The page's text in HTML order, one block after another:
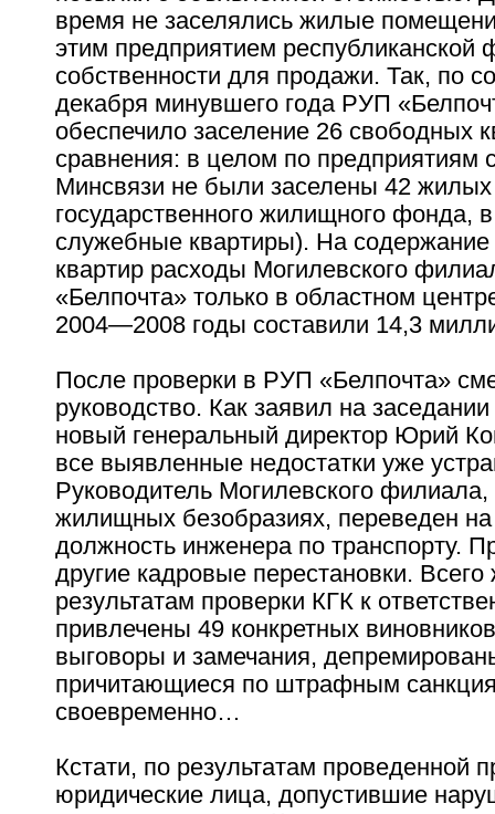
время не заселялись жилые
этим предприятием республиканской
собственности для продажи. Так, по
декабря минувшего года РУП
обеспечило заселение 26 свободных
сравнения: в целом по предприятиям
Минсвязи не были заселены 42
государственного жилищного фонда,
служебные квартиры). На содержание
квартир расходы Могилевского
«Белпочта» только в областном
2004—2008 годы составили 14,3
После проверки в РУП «Белпочта»
руководство. Как заявил на заседании
новый генеральный директор Юрий
все выявленные недостатки уже
Руководитель Могилевского
жилищных безобразиях, переведен
должность инженера по транспорту.
другие кадровые перестановки. Всего
результатам проверки КГК к
привлечены 49 конкретных
выговоры и замечания,
причитающиеся по штрафным
своевременно…
Кстати, по результатам проведенной
юридические лица, допустившие